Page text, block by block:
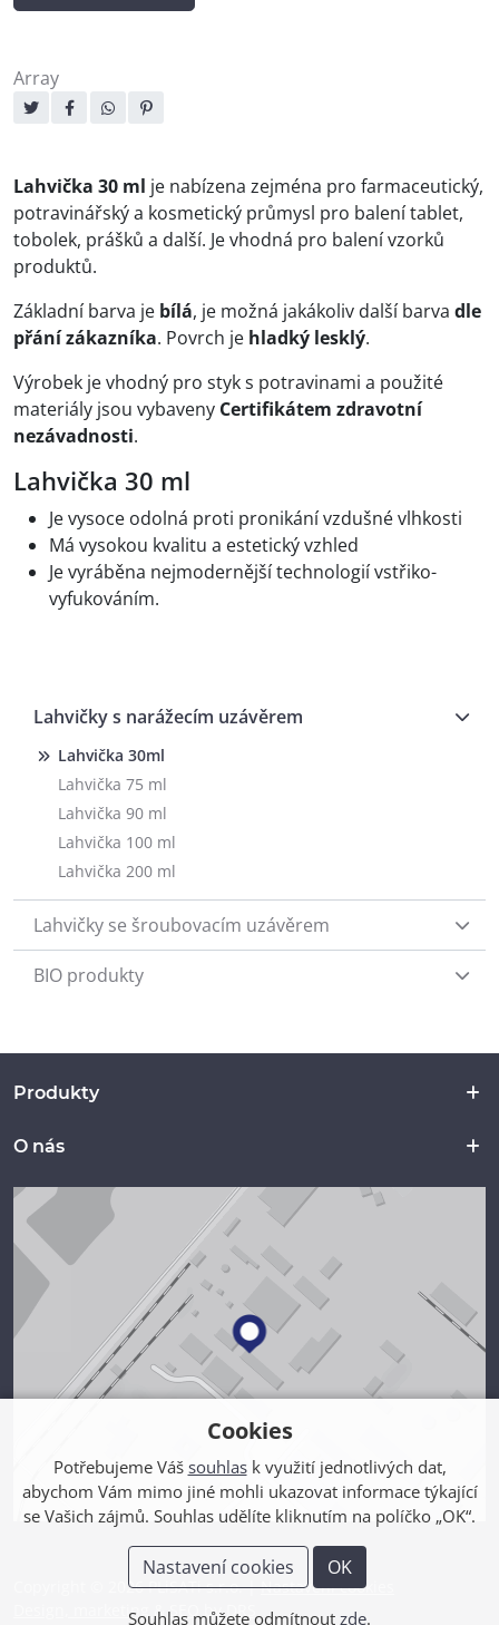
Sdílejte:
Array
Lahvička 30 ml je nabízena zejména pro farmaceutický,
potravinářský a kosmetický průmysl pro balení tablet,
tobolek, prášků a další. Je vhodná pro balení vzorků
produktů.
Základní barva je bílá, je možná jakákoliv další barva dle
přání zákazníka. Povrch je hladký lesklý.
Výrobek je vhodný pro styk s potravinami a použité
materiály jsou vybaveny Certifikátem zdravotní
nezávadnosti.
Lahvička 30 ml
Je vysoce odolná proti pronikání vzdušné vlhkosti
Má vysokou kvalitu a estetický vzhled
Je vyráběna nejmodernější technologií vstřiko-
vyfukováním.
Lahvičky s narážecím uzávěrem
Lahvička 30ml
Lahvička 75 ml
Lahvička 90 ml
Lahvička 100 ml
Lahvička 200 ml
Lahvičky se šroubovacím uzávěrem
BIO produkty
Produkty
O nás
Copyright © 2026 PLiSATi s.r.o. |Nastavení cookies
Design, marketing & SEO by DRS
Cookies
Potřebujeme Váš souhlask využití jednotlivých dat,
abychom Vám mimo jiné mohli ukazovat informace týkající
se Vašich zájmů. Souhlas udělíte kliknutím na políčko „OK“.
Nastavení cookies OK
Souhlas můžete odmítnout zde.